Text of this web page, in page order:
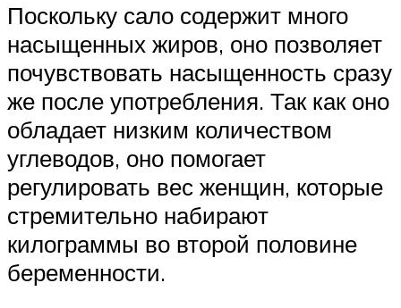
Поскольку сало содержит много
насыщенных жиров, оно позволяет
почувствовать насыщенность сразу
же после употребления. Так как оно
обладает низким количеством
углеводов, оно помогает
регулировать вес женщин, которые
стремительно набирают
килограммы во второй половине
беременности.